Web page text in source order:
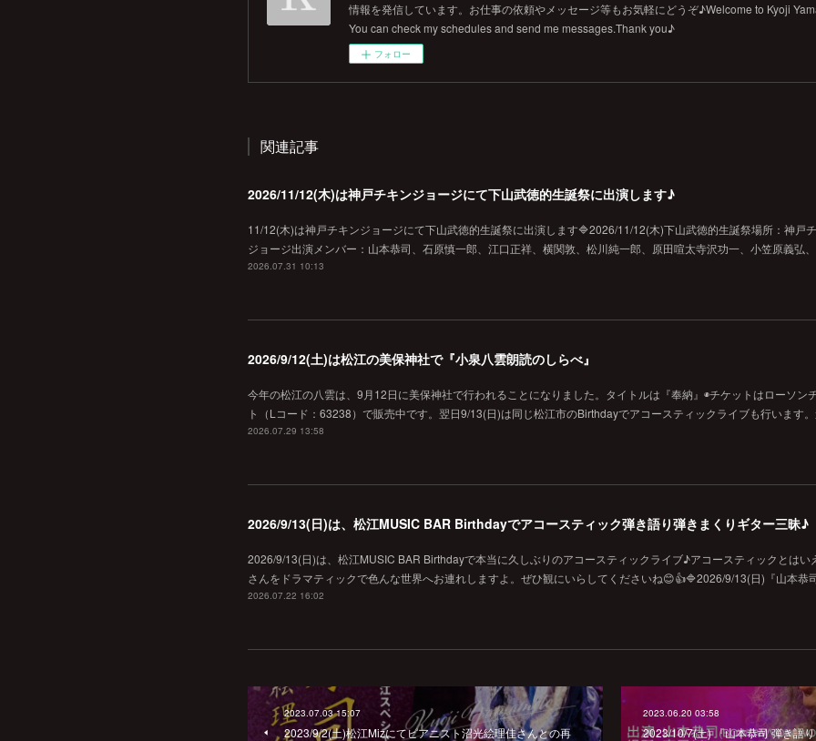
情報を発信しています。お仕事の依頼やメッセージ等もお気軽にどうぞ♪Welcome to Kyoji
You can check my schedules and send me messages.Thank you♪
フォロー
関連記事
2026/11/12(木)は神戸チキンジョージにて下山武徳的生誕祭に出演します♪
11/12(木)は神戸チキンジョージにて下山武徳的生誕祭に出演します🔷2026/11/12(木)下山武徳的生誕祭場所：神戸
ジョージ出演メンバー：山本恭司、石原慎一郎、江口正祥、横関敦、松川純一郎、原田喧太寺沢功一、小笠原義弘
2026.07.31 10:13
2026/9/12(土)は松江の美保神社で『小泉八雲朗読のしらべ』
今年の松江の八雲は、9月12日に美保神社で行われることになりました。タイトルは『奉納』◉チケットはローソン
ト（Lコード：63238）で販売中です。翌日9/13(日)は同じ松江市のBirthdayでアコースティックライブも行います
2026.07.29 13:58
2026/9/13(日)は、松江MUSIC BAR Birthdayでアコースティック弾き語り弾きまくりギター三昧♪
2026/9/13(日)は、松江MUSIC BAR Birthdayで本当に久しぶりのアコースティックライブ♪アコースティックとはい
さんをドラマティックで色んな世界へお連れしますよ。ぜひ観にいらしてくださいね😊👍🔷2026/9/13(日)『山本恭
2026.07.22 16:02
2023.07.03 15:07
2023/9/2(土)松江Mizにてピアニスト沼光絵理佳さんとの再
2023.06.20 03:58
2023/10/7(土) 『山本恭司 弾き語